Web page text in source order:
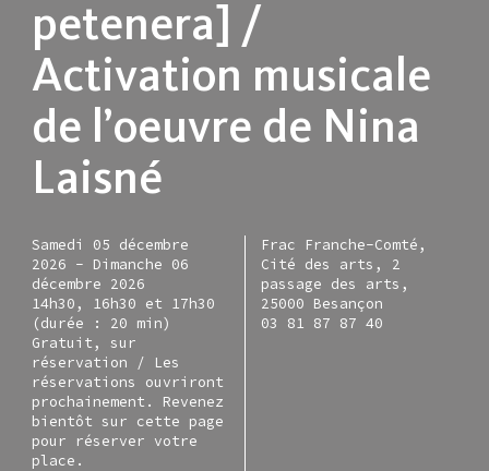
petenera] /
Activation musicale
de l’oeuvre de Nina
Laisné
Samedi 05 décembre
2026 - Dimanche 06
décembre 2026
14h30, 16h30 et 17h30
(durée : 20 min)
Gratuit, sur
réservation / Les
réservations ouvriront
prochainement. Revenez
bientôt sur cette page
pour réserver votre
place.
Frac Franche-Comté,
Cité des arts, 2
passage des arts,
25000 Besançon
03 81 87 87 40